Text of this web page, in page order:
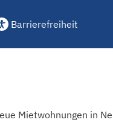
Barrierefreiheit